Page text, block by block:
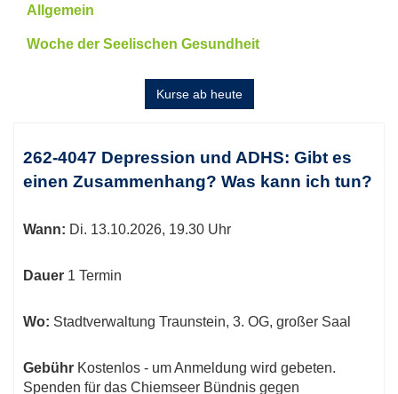
Allgemein
Woche der Seelischen Gesundheit
Kurse ab heute
Tabellenüberschriften
sortiert
262-4047 Depression und ADHS: Gibt es
einen Zusammenhang? Was kann ich tun?
Wann: Di. 13.10.2026, 19.30 Uhr
Dauer 1 Termin
Wo: Stadtverwaltung Traunstein, 3. OG, großer Saal
Gebühr Kostenlos - um Anmeldung wird gebeten.
Spenden für das Chiemseer Bündnis gegen